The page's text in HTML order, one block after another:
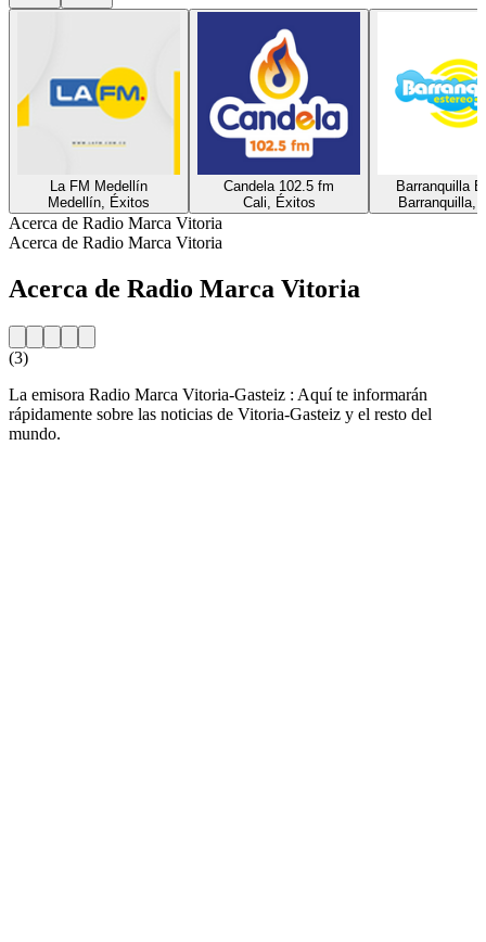
La FM Medellín
Medellín, Éxitos
Candela 102.5 fm
Cali, Éxitos
Barranquilla
Barranquilla,
Acerca de Radio Marca Vitoria
Acerca de Radio Marca Vitoria
Acerca de Radio Marca Vitoria
(3)
La emisora Radio Marca Vitoria-Gasteiz : Aquí te informarán
rápidamente sobre las noticias de Vitoria-Gasteiz y el resto del
mundo.